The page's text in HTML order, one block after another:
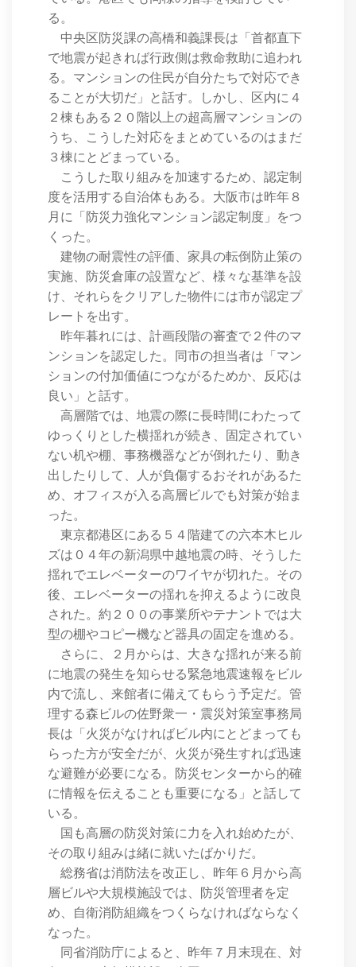
る。
中央区防災課の高橋和義課長は「首都直下
で地震が起きれば行政側は救命救助に追われ
る。マンションの住民が自分たちで対応でき
ることが大切だ」と話す。しかし、区内に４
２棟もある２０階以上の超高層マンションの
うち、こうした対応をまとめているのはまだ
３棟にとどまっている。
こうした取り組みを加速するため、認定制
度を活用する自治体もある。大阪市は昨年８
月に「防災力強化マンション認定制度」をつ
くった。
建物の耐震性の評価、家具の転倒防止策の
実施、防災倉庫の設置など、様々な基準を設
け、それらをクリアした物件には市が認定プ
レートを出す。
昨年暮れには、計画段階の審査で２件のマ
ンションを認定した。同市の担当者は「マン
ションの付加価値につながるためか、反応は
良い」と話す。
高層階では、地震の際に長時間にわたって
ゆっくりとした横揺れが続き、固定されてい
ない机や棚、事務機器などが倒れたり、動き
出したりして、人が負傷するおそれがあるた
め、オフィスが入る高層ビルでも対策が始ま
った。
東京都港区にある５４階建ての六本木ヒル
ズは０４年の新潟県中越地震の時、そうした
揺れでエレベーターのワイヤが切れた。その
後、エレベーターの揺れを抑えるように改良
された。約２００の事業所やテナントでは大
型の棚やコピー機など器具の固定を進める。
さらに、２月からは、大きな揺れが来る前
に地震の発生を知らせる緊急地震速報をビル
内で流し、来館者に備えてもらう予定だ。管
理する森ビルの佐野衆一・震災対策室事務局
長は「火災がなければビル内にとどまっても
らった方が安全だが、火災が発生すれば迅速
な避難が必要になる。防災センターから的確
に情報を伝えることも重要になる」と話して
いる。
国も高層の防災対策に力を入れ始めたが、
その取り組みは緒に就いたばかりだ。
総務省は消防法を改正し、昨年６月から高
層ビルや大規模施設では、防災管理者を定
め、自衛消防組織をつくらなければならなく
なった。
同省消防庁によると、昨年７月末現在、対